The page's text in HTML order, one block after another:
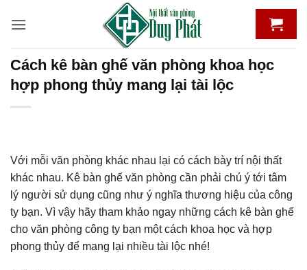
qua
dungCách kê bàn ghế văn phòng khoa học
hợp phong thủy mang lại tài lộc
Với mỗi văn phòng khác nhau lại có cách bày trí nội thất
khác nhau. Kê bàn ghế văn phòng cần phải chú ý tới tâm
lý người sử dụng cũng như ý nghĩa thương hiệu của công
ty bạn. Vì vậy hãy tham khảo ngay những cách kê bàn ghế
cho văn phòng công ty bạn một cách khoa học và hợp
phong thủy để mang lại nhiều tài lộc nhé!